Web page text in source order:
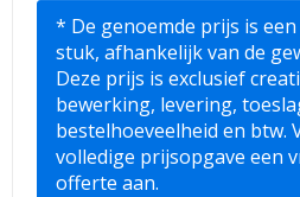
* De genoemde prijs is
stuk, afhankelijk van de
Deze prijs is exclusief
bewerking, levering,
bestelhoeveelheid en btw.
volledige prijsopgave een
offerte aan.